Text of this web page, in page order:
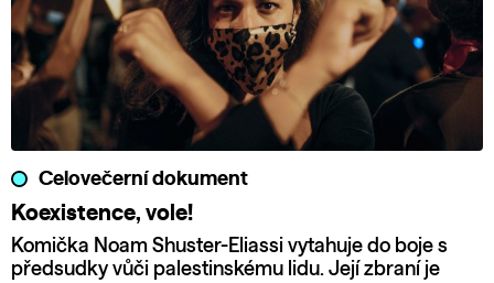
Celovečerní dokument
Koexistence, vole!
Komička Noam Shuster-Eliassi vytahuje do boje s
předsudky vůči palestinskému lidu. Její zbraní je